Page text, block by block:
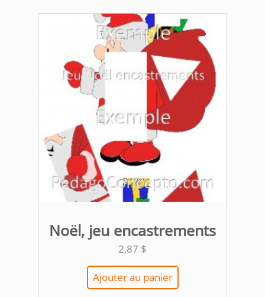
Noël, jeu encastrements
2,87 $
Ajouter au panier